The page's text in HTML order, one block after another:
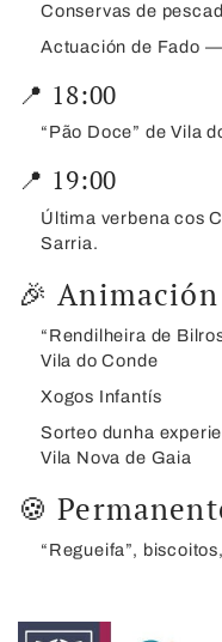
Conservas de
Actuación de Fado
📍 18:00
“Pão Doce” de Vila
📍 19:00
Última verbena cos
Sarria.
🎉
“Rendilheira de
Vila do Conde
Xogos Infantís
Sorteo dunha
Vila Nova de Gaia
🍪
“Regueifa”,